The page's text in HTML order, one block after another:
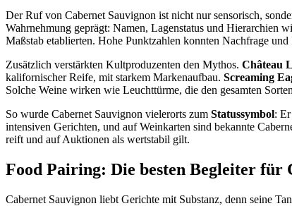
Der Ruf von Cabernet Sauvignon ist nicht nur sensorisch,
Wahrnehmung geprägt: Namen, Lagenstatus und Hierarchien
Maßstab etablierten. Hohe Punktzahlen konnten Nachfrage
Zusätzlich verstärkten Kultproduzenten den Mythos. Château
kalifornischer Reife, mit starkem Markenaufbau. Screaming
Solche Weine wirken wie Leuchttürme, die den gesamten
So wurde Cabernet Sauvignon vielerorts zum Statussymbol:
intensiven Gerichten, und auf Weinkarten sind bekannte
reift und auf Auktionen als wertstabil gilt.
Food Pairing: Die besten Begleiter für
Cabernet Sauvignon liebt Gerichte mit Substanz, denn seine